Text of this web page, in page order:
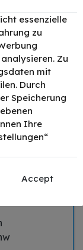
essenzielle
zu
Zu
mit
Durch
Speicherung
Ihre
Accept